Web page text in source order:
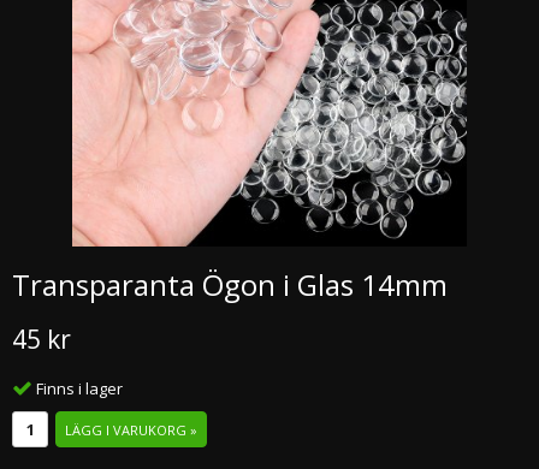
Transparanta Ögon i Glas 14mm
45 kr
Finns i lager
LÄGG I VARUKORG »